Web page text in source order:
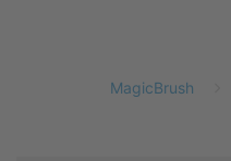
MagicBrush